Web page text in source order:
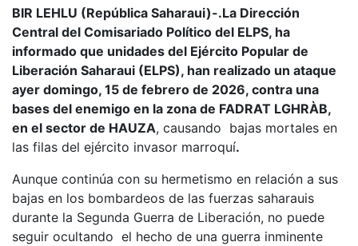
BIR LEHLU (República Saharaui)-.La Dirección
Central del Comisariado Político del ELPS, ha
informado que unidades del Ejército Popular de
Liberación Saharaui (ELPS), han realizado un ataque
ayer domingo, 15 de febrero de 2026, contra una
bases del enemigo en la zona de FADRAT LGHRÀB,
en el sector de HAUZA, causando bajas mortales en
las filas del ejército invasor marroquí.
Aunque continúa con su hermetismo en relación a sus
bajas en los bombardeos de las fuerzas saharauis
durante la Segunda Guerra de Liberación, no puede
seguir ocultando el hecho de una guerra inminente